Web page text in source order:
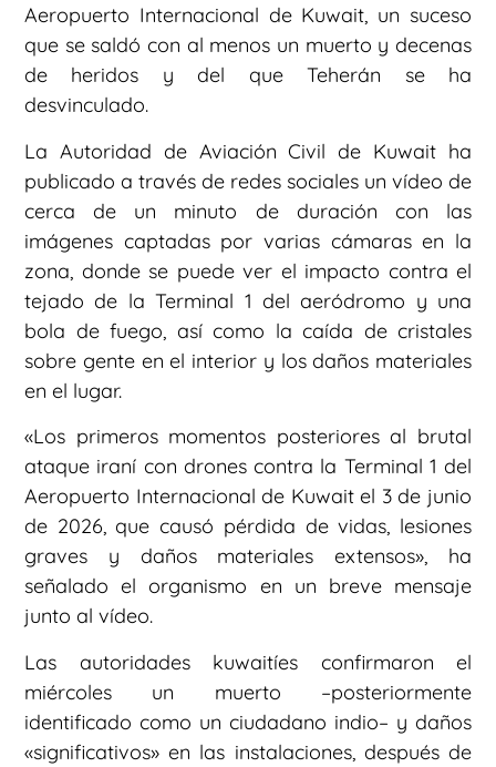
Aeropuerto Internacional de Kuwait, un suceso
que se saldó con al menos un muerto y decenas
de heridos y del que Teherán se ha
desvinculado.
La Autoridad de Aviación Civil de Kuwait ha
publicado a través de redes sociales un vídeo de
cerca de un minuto de duración con las
imágenes captadas por varias cámaras en la
zona, donde se puede ver el impacto contra el
tejado de la Terminal 1 del aeródromo y una
bola de fuego, así como la caída de cristales
sobre gente en el interior y los daños materiales
en el lugar.
«Los primeros momentos posteriores al brutal
ataque iraní con drones contra la Terminal 1 del
Aeropuerto Internacional de Kuwait el 3 de junio
de 2026, que causó pérdida de vidas, lesiones
graves y daños materiales extensos», ha
señalado el organismo en un breve mensaje
junto al vídeo.
Las autoridades kuwaitíes confirmaron el
miércoles un muerto –posteriormente
identificado como un ciudadano indio– y daños
«significativos» en las instalaciones, después de